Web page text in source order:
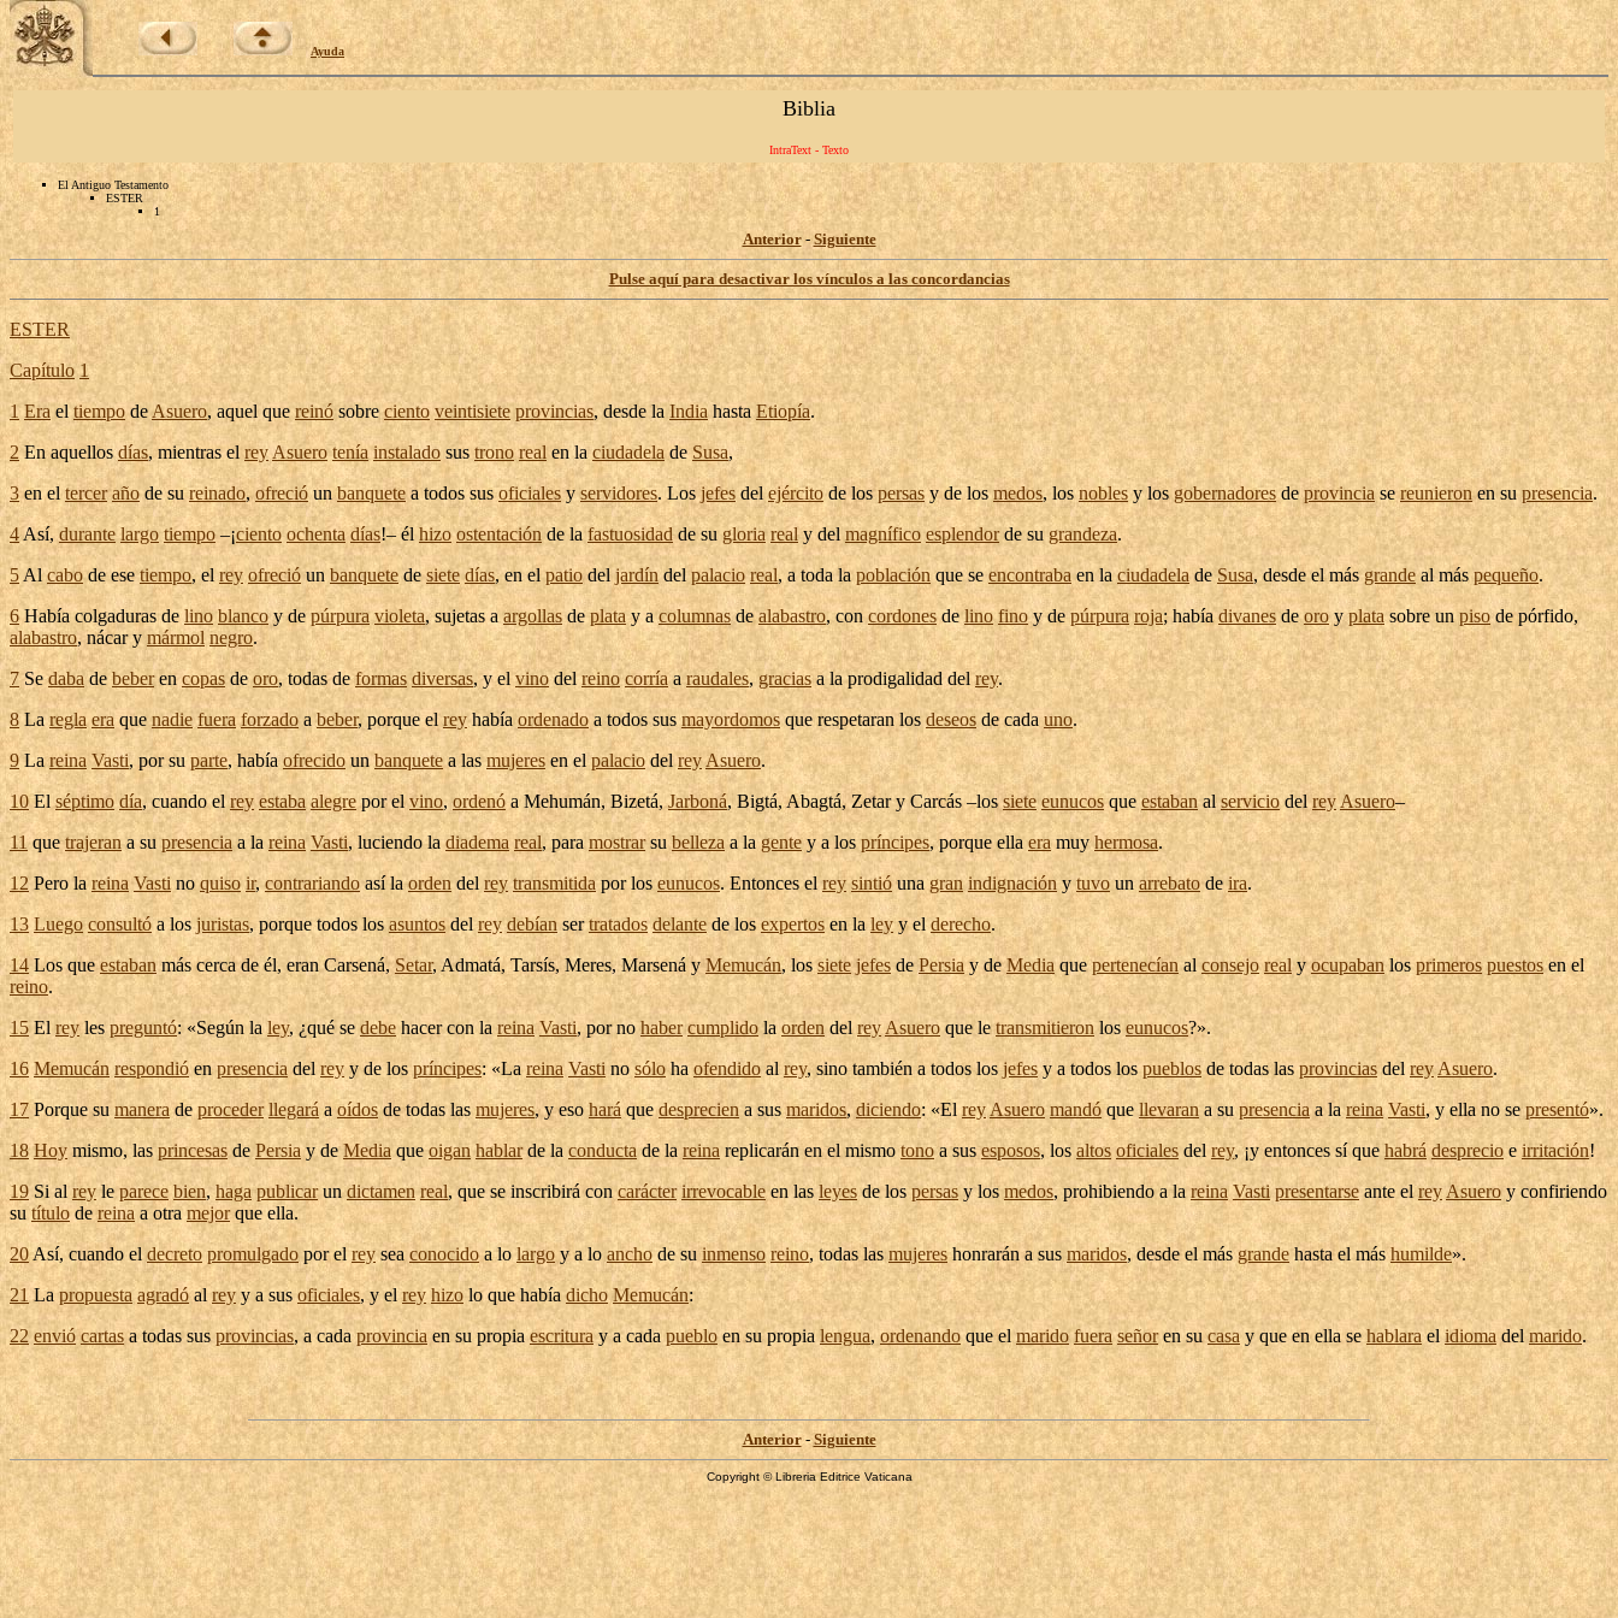
Ayuda
Biblia
IntraText - Texto
El Antiguo Testamento
ESTER
1
Anterior- Siguiente
Pulse aquí para desactivar los vínculos a las concordancias
ESTER
Capítulo 1
1 Era eltiempode Asuero, aquel quereinó sobreciento veintisiete provincias, desde la India hastaEtiopía.
2En aquellosdías, mientras el rey Asuero tenía instalado sus trono real en la ciudadela de Susa,
3en eltercer año de sureinado,ofrecióunbanquete a todos susoficialesyservidores. Losjefes del ejércitode lospersasy de losmedos, losnoblesy los gobernadores deprovincia sereunieronen su presencia.
4Así,durante largo tiempo –¡ciento ochenta días!– él hizo ostentación de la fastuosidadde su gloria realy del magnífico esplendorde su grandeza.
5 Alcabode esetiempo, el rey ofrecióun banquete desiete días, en elpatiodel jardín del palacio real, a toda lapoblación que seencontraba en laciudadela deSusa, desde el másgrandeal más pequeño.
6Había colgaduras delino blancoy depúrpura violeta,sujetasaargollas deplata y acolumnasdealabastro, con cordonesdelino fino y de púrpura roja; habíadivanesdeoro yplatasobre un pisode pórfido,
alabastro,nácary mármol negro.
7Sedabade beberen copas deoro, todas deformas diversas, y elvinodelreino corríaa raudales, graciasa laprodigalidad delrey.
8Laregla era que nadie fuera forzado abeber, porque elreyhabía ordenado a todos susmayordomosque respetaran los deseos de cadauno.
9La reina Vasti, por su parte, habíaofrecidounbanquete a lasmujeres en elpalaciodelrey Asuero.
10Elséptimo día, cuando elrey estaba alegrepor elvino,ordenó a Mehumán,Bizetá,Jarboná,Bigtá,Abagtá,Zetary Carcás–lossiete eunucosqueestabanalserviciodelrey Asuero–
11quetrajerana su presenciaa la reina Vasti,luciendo ladiadema real, para mostrarsubelleza a lagentey a los príncipes, porque ella era muyhermosa.
12Pero lareina Vasti noquiso ir, contrariandoasí laorden del rey transmitidapor loseunucos. Entonces elrey sintióunagran indignación ytuvoun arrebatodeira.
13 Luego consultó a losjuristas, porque todos los asuntosdelrey debíansertratados delante de losexpertos en laleyy elderecho.
14 Los queestabanmás cerca de él, eranCarsená,Setar, Admatá, Tarsís, Meres,Marsená yMemucán, lossiete jefes dePersia y deMedia quepertenecíanal consejo realyocupabanlos primeros puestosen el
reino.
15 El reylespreguntó: «Según la ley, ¿qué se debe hacer con la reina Vasti, por no haber cumplido la orden del rey Asuero que letransmitieron los eunucos?».
16 Memucán respondióenpresencia delrey y de los príncipes: «Lareina Vasti nosóloha ofendidoal rey, sino también a todos losjefesy a todos lospueblosde todas lasprovinciasdel rey Asuero.
17Porque sumanerade proceder llegará a oídosde todas las mujeres, y esohará quedespreciena susmaridos,diciendo: «El reyAsuero mandóque llevaran a su presenciaa lareina Vasti, y ella no sepresentó».
18 Hoymismo, lasprincesas de Persiay deMediaque oigan hablarde la conductade la reina replicaránen el mismo tonoa susesposos, losaltos oficiales delrey, ¡y entonces sí que habrá desprecio e irritación!
19Si al reyle parece bien,haga publicarundictamen real, que seinscribiráconcarácter irrevocableen lasleyes de los persasy losmedos, prohibiendoa la reina Vasti presentarseante elrey Asuero yconfiriendo
su título de reina a otra mejorque ella.
20Así, cuando el decreto promulgado por elreysea conocido a lo largo y a lo anchode suinmenso reino, todas lasmujeres honrarán a sus maridos, desde el másgrandehasta el máshumilde».
21 La propuesta agradóal rey y a sus oficiales, y elrey hizo lo que había dicho Memucán:
22 envió cartasa todas sus provincias, a cada provincia en su propiaescrituray a cada pueblo en su propia lengua, ordenandoque elmarido fuera señoren sucasa y que en ella sehablara el idioma delmarido.
Anterior-Siguiente
Copyright © Libreria Editrice Vaticana